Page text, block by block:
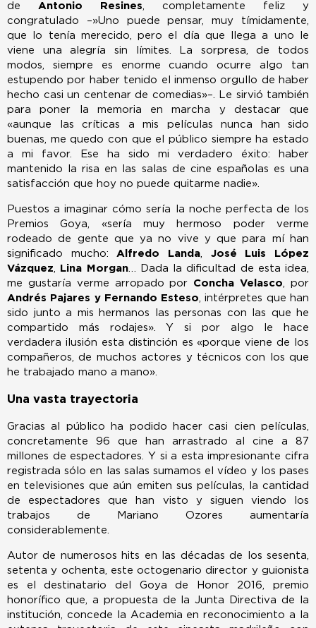
de Antonio Resines, completamente feliz y
congratulado –»Uno puede pensar, muy tímidamente,
que lo tenía merecido, pero el día que llega a uno le
viene una alegría sin límites. La sorpresa, de todos
modos, siempre es enorme cuando ocurre algo tan
estupendo por haber tenido el inmenso orgullo de haber
hecho casi un centenar de comedias»–. Le sirvió también
para poner la memoria en marcha y destacar que
«aunque las críticas a mis películas nunca han sido
buenas, me quedo con que el público siempre ha estado
a mi favor. Ese ha sido mi verdadero éxito: haber
mantenido la risa en las salas de cine españolas es una
satisfacción que hoy no puede quitarme nadie».
Puestos a imaginar cómo sería la noche perfecta de los
Premios Goya, «sería muy hermoso poder verme
rodeado de gente que ya no vive y que para mí han
significado mucho:Alfredo Landa, José Luis López
Vázquez, Lina Morgan… Dada la dificultad de esta idea,
me gustaría verme arropado por Concha Velasco, por
Andrés Pajares y Fernando Esteso, intérpretes que han
sido junto a mis hermanos las personas con las que he
compartido más rodajes». Y si por algo le hace
verdadera ilusión esta distinción es «porque viene de los
compañeros, de muchos actores y técnicos con los que
he trabajado mano a mano».
Una vasta trayectoria
Gracias al público ha podido hacer casi cien películas,
concretamente 96 que han arrastrado al cine a 87
millones de espectadores. Y si a esta impresionante cifra
registrada sólo en las salas sumamos el vídeo y los pases
en televisiones que aún emiten sus películas, la cantidad
de espectadores que han visto y siguen viendo los
trabajos de Mariano Ozores aumentaría
considerablemente.
Autor de numerosos hits en las décadas de los sesenta,
setenta y ochenta, este octogenario director y guionista
es el destinatario del Goya de Honor 2016, premio
honorífico que, a propuesta de la Junta Directiva de la
institución, concede la Academia en reconocimiento a la